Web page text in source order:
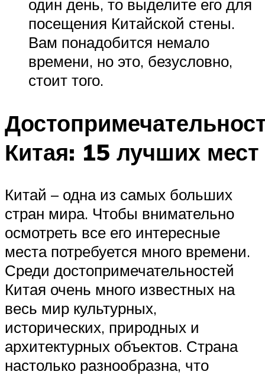
один день, то выделите его для
посещения Китайской стены.
Вам понадобится немало
времени, но это, безусловно,
стоит того.
Китая: 15 лучших мест
Китай – одна из самых больших
стран мира. Чтобы внимательно
осмотреть все его интересные
места потребуется много времени.
Среди достопримечательностей
Китая очень много известных на
весь мир культурных,
исторических, природных и
архитектурных объектов. Страна
настолько разнообразна, что